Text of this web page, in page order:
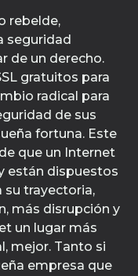
rebelde,
seguridad
de un derecho.
gratuitos para
radical para
de sus
fortuna. Este
que un Internet
están dispuestos
su trayectoria,
más disrupción y
un lugar más
mejor. Tanto si
empresa que